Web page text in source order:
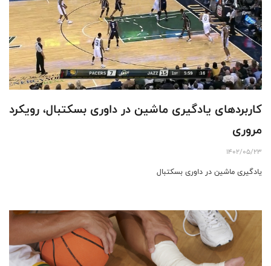
کاربردهای یادگیری ماشین در داوری بسکتبال، رویکرد
مروری
1402/05/23
یادگیری ماشین در داوری بسکتبال